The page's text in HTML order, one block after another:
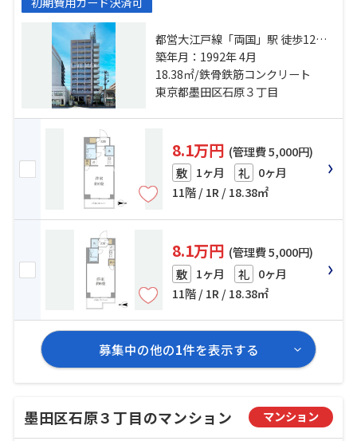
都営大江戸線「両国」駅 徒歩12分
総武線「錦糸町」駅 徒歩15分 都営
浅草線「本所吾妻橋」駅 徒歩13分
築年月：1992年 4月
18.38㎡/鉄骨鉄筋コンクリート
東京都墨田区石原３丁目
8.1万円 (管理費 5,000円)
敷 1ヶ月 礼 0ヶ月
11階 / 1R / 18.38㎡
8.1万円 (管理費 5,000円)
敷 1ヶ月 礼 0ヶ月
11階 / 1R / 18.38㎡
募集中の他の1件を表示する
墨田区石原３丁目のマンション マンション